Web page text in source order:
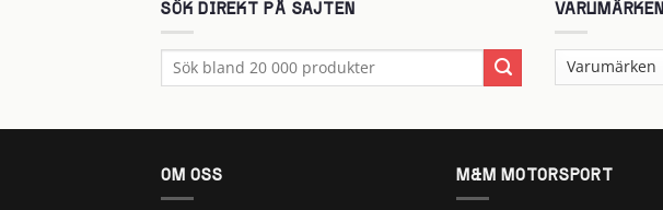
SÖK DIREKT PÅ SAJTEN
Sök
VARUMÄRKEN
OM OSS M&M MOTORSPORT